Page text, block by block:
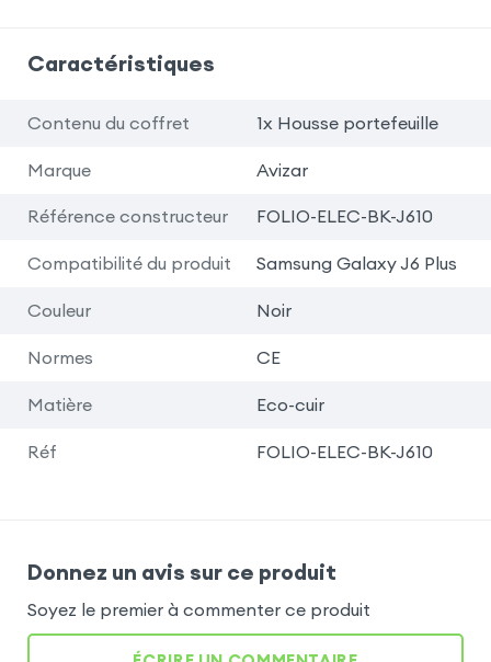
Caractéristiques
Contenu du coffret 1x Housse portefeuille
Marque Avizar
Référence constructeur FOLIO-ELEC-BK-J610
Compatibilité du produit Samsung Galaxy J6 Plus
Couleur Noir
Normes CE
Matière Eco-cuir
Réf FOLIO-ELEC-BK-J610
Donnez un avis sur ce produit
Soyez le premier à commenter ce produit